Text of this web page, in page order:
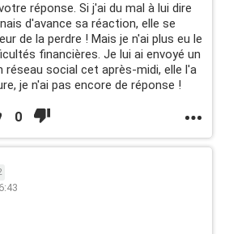
réponse. Si j'ai du mal à lui dire
d'avance sa réaction, elle se
de la perdre ! Mais je n'ai plus eu le
financières. Je lui ai envoyé un
réseau social cet après-midi, elle l'a
je n'ai pas encore de réponse !
0